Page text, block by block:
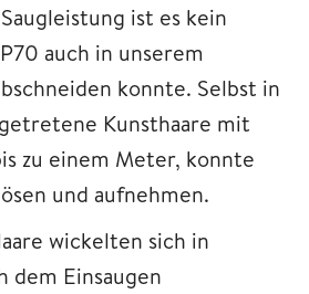
ist es kein
auch in unserem
konnte. Selbst in
Kunsthaare mit
zu einem Meter, konnte
und aufnehmen.
wickelten sich in
dem Einsaugen